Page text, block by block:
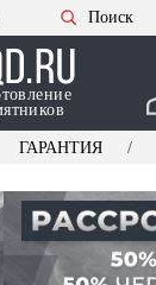
Поиск
ГАРАНТИЯ